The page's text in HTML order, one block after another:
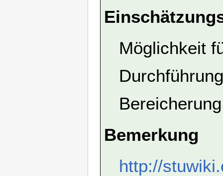
Möglichkeit
Bemerkung
http://